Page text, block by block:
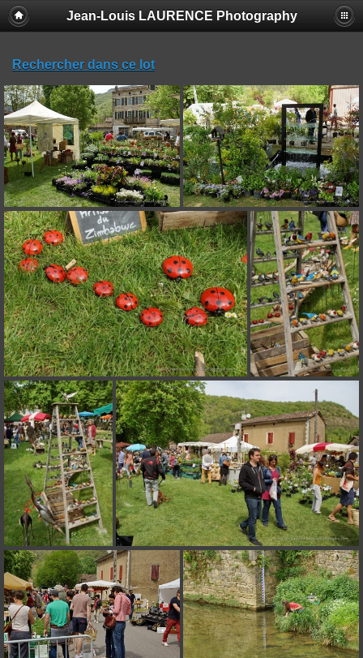
Jean-Louis LAURENCE Photography
Rechercher dans ce lot